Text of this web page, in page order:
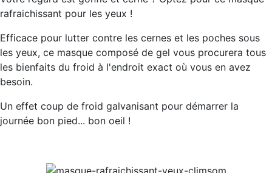
rafraichissant pour les yeux !
Efficace pour lutter contre les cernes et les poches sous
les yeux, ce masque composé de gel vous procurera tous
les bienfaits du froid à l'endroit exact où vous en avez
besoin.
Un effet coup de froid galvanisant pour démarrer la
journée bon pied... bon oeil !